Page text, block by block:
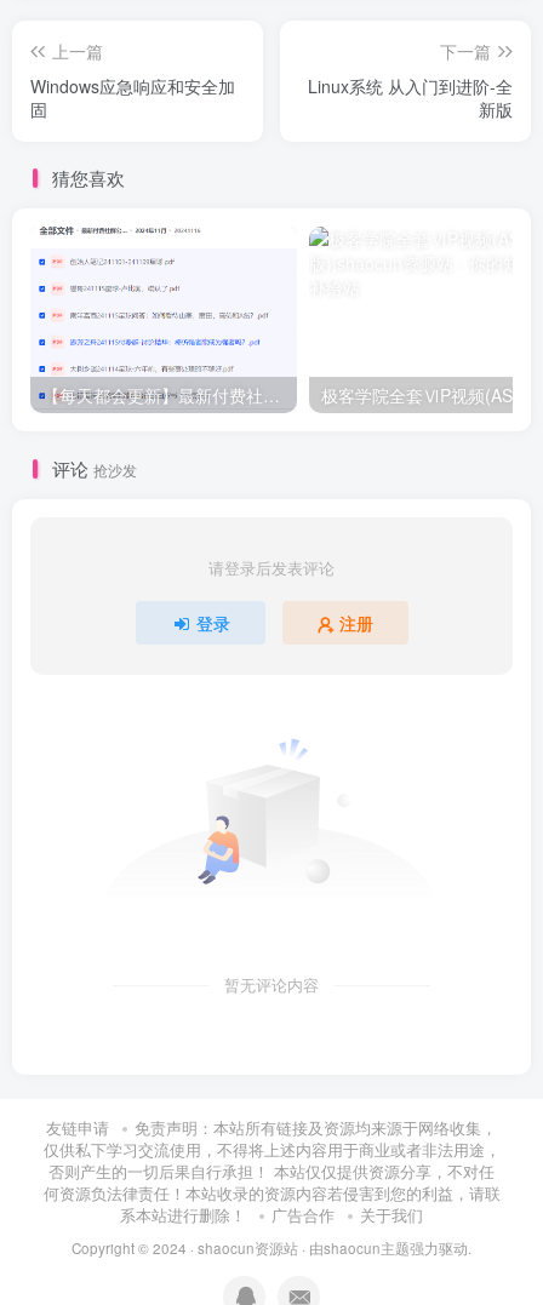
上一篇
Windows应急响应和安全加
固
下一篇
Linux系统 从入门到进阶-全
新版
猜您喜欢
【每天都会更新】最新付费社群公众号文章 极客学院全套ⅥP视频(AS版)
评论 抢沙发
请登录后发表评论
登录 注册
暂无评论内容
友链申请
免责声明：本站所有链接及资源均来源于网络收集，
仅供私下学习交流使用，不得将上述内容用于商业或者非法用途，
否则产生的一切后果自行承担！ 本站仅仅提供资源分享，不对任
何资源负法律责任！本站收录的资源内容若侵害到您的利益，请联
系本站进行删除！
广告合作 关于我们
Copyright © 2024 · shaocun资源站 · 由shaocun主题强力驱动.